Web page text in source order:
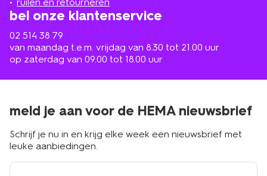
bel onze klantenservice
02 514 38 79
van maandag t.e.m. vrijdag van 8.30 tot 21.00 uur
op zaterdag van 09.00 tot 18.00 uur
meld je aan voor de HEMA nieuwsbrief
Schrijf je nu in en krijg elke week een nieuwsbrief met
leuke aanbiedingen.
e-